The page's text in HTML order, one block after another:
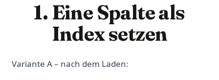
1. Eine Spalte als
Index setzen
Variante A – nach dem Laden: